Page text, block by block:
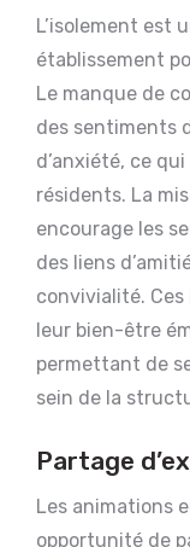
L’isolement est
établissement
Le manque de
des sentiments
d’anxiété, ce
résidents. La
encourage les
des liens
convivialité.
leur bien-être
permettant de
sein de la
Partage
Les animations
opportunité de